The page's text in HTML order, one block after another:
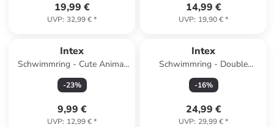
19,99 €
UVP: 32,99 €*
14,99 €
UVP: 19,90 €*
Intex
Schwimmring - Cute Animal
Tubes in grau
-23%
9,99 €
UVP: 12,99 €*
Intex
Schwimmring - Double
Pillow-Back Lounge
198x117cm in blau
-16%
24,99 €
UVP: 29,99 €*